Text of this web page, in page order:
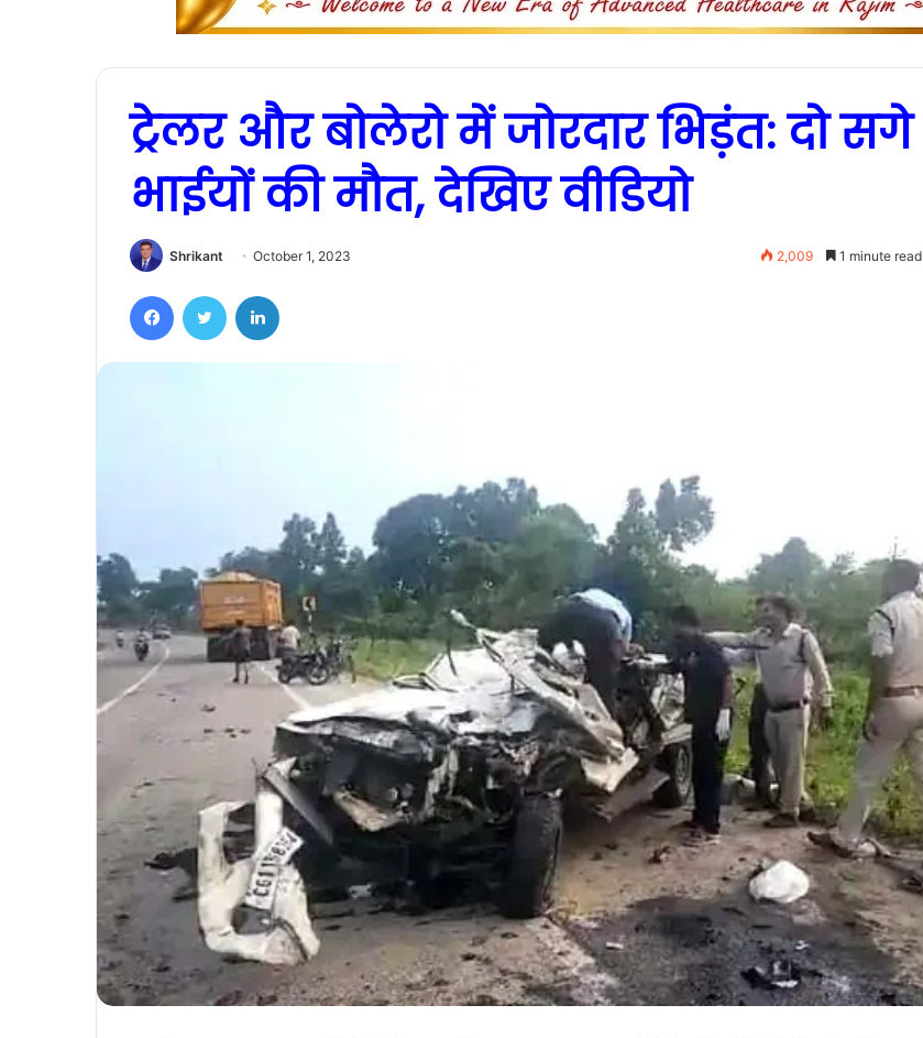
ट्रेलर और बोलेरो में जोरदार भिड़ंत: दो सगे
भाईयों की मौत, देखिए वीडियो
Shrikant October 1, 2023 2,009 1 minute read